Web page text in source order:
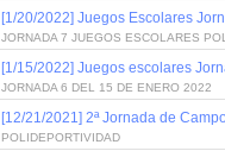
[1/20/2022] Juegos Escolares
JORNADA 7 JUEGOS ESCOLARES
[1/15/2022] Juegos escolares
JORNADA 6 DEL 15 DE ENERO 2022
[12/21/2021] 2ª Jornada de
POLIDEPORTIVIDAD